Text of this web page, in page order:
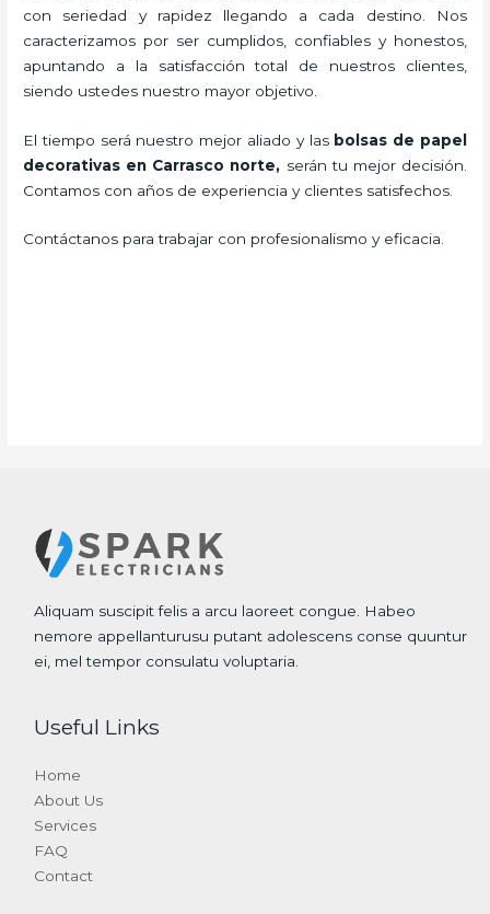
con seriedad y rapidez llegando a cada destino. Nos
caracterizamos por ser cumplidos, confiables y honestos,
apuntando a la satisfacción total de nuestros clientes,
siendo ustedes nuestro mayor objetivo.
El tiempo será nuestro mejor aliado y las bolsas de papel
decorativas en Carrasco norte, serán tu mejor decisión.
Contamos con años de experiencia y clientes satisfechos.
Contáctanos para trabajar con profesionalismo y eficacia.
Aliquam suscipit felis a arcu laoreet congue. Habeo
nemore appellanturusu putant adolescens conse quuntur
ei, mel tempor consulatu voluptaria.
Useful Links
Home
About Us
Services
FAQ
Contact